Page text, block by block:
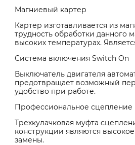
Магниевый картер
Картер изготавливается из
трудность обработки
высоких температурах.
Система включения Switch On
Выключатель двигателя
предотвращает возможный
удобство при работе.
Профессиональное сцепление
Трехкулачковая муфта
конструкции являются
замены.